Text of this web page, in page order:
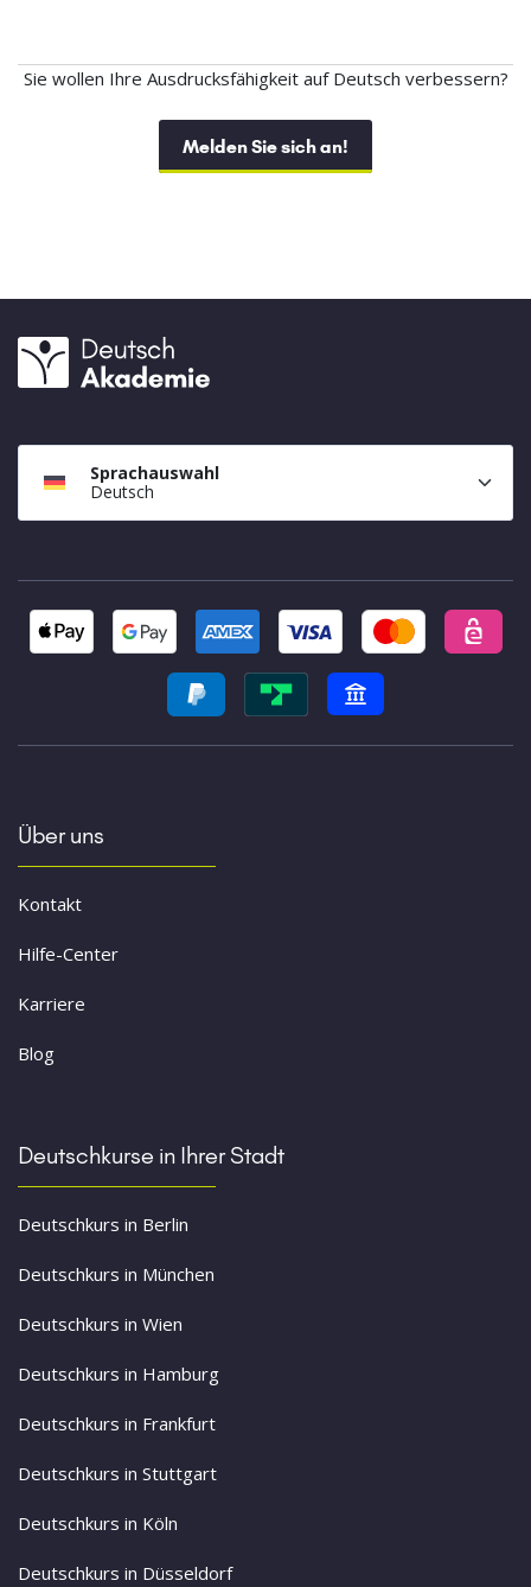
Sie wollen Ihre Ausdrucksfähigkeit auf Deutsch verbessern?
Melden Sie sich an!
Sprachauswahl
Deutsch
Über uns
Kontakt
Hilfe-Center
Karriere
Blog
Deutschkurse in Ihrer Stadt
Deutschkurs in Berlin
Deutschkurs in München
Deutschkurs in Wien
Deutschkurs in Hamburg
Deutschkurs in Frankfurt
Deutschkurs in Stuttgart
Deutschkurs in Köln
Deutschkurs in Düsseldorf